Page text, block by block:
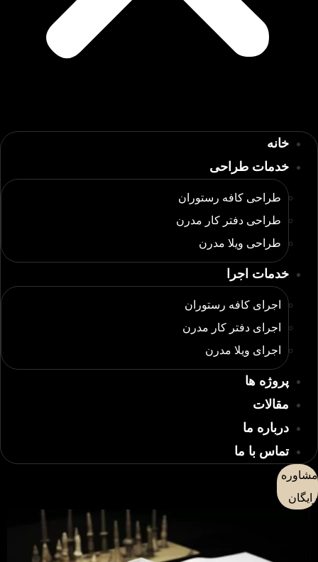
خانه
خدمات طراحی
طراحی کافه رستوران
طراحی دفتر کار مدرن
طراحی ویلا مدرن
خدمات اجرا
اجرای کافه رستوران
اجرای دفتر کار مدرن
اجرای ویلا مدرن
پروژه ها
مقالات
درباره ما
تماس با ما
مشاوره
رایگان